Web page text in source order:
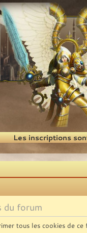
Les inscriptions
du forum
tous les cookies de ce